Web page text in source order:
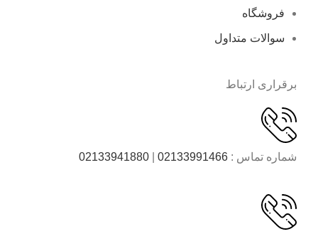
فروشگاه
سوالات متداول
برقراری ارتباط
شماره تماس :02133991466
|
02133941880